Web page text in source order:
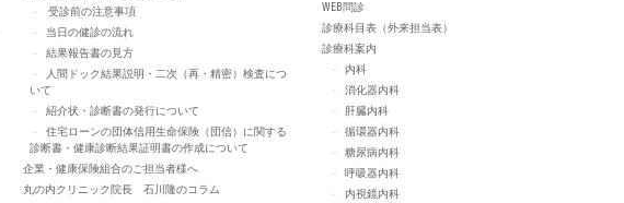
受診前の注意事項
当日の健診の流れ
結果報告書の見方
人間ドック結果説明・二次（再・精密）検査につ
いて
紹介状・診断書の発行について
住宅ローンの団体信用生命保険（団信）に関する
診断書・健康診断結果証明書の作成について
企業・健康保険組合のご担当者様へ
丸の内クリニック院長 石川隆のコラム
WEB問診
診療科目表（外来担当表）
診療科案内
内科
消化器内科
肝臓内科
循環器内科
糖尿病内科
呼吸器内科
内視鏡内科